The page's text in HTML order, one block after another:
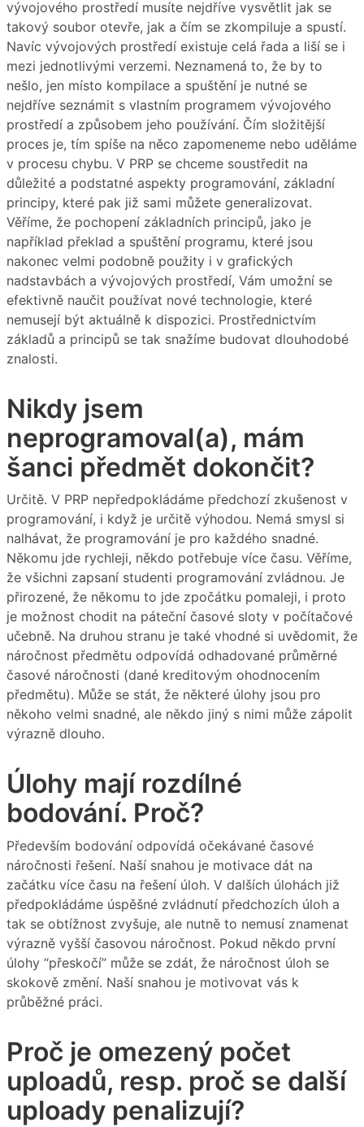
vývojového prostředí musíte nejdříve vysvětlit jak se
takový soubor otevře, jak a čím se zkompiluje a spustí.
Navíc vývojových prostředí existuje celá řada a liší se i
mezi jednotlivými verzemi. Neznamená to, že by to
nešlo, jen místo kompilace a spuštění je nutné se
nejdříve seznámit s vlastním programem vývojového
prostředí a způsobem jeho používání. Čím složitější
proces je, tím spíše na něco zapomeneme nebo uděláme
v procesu chybu. V PRP se chceme soustředit na
důležité a podstatné aspekty programování, základní
principy, které pak již sami můžete generalizovat.
Věříme, že pochopení základních principů, jako je
například překlad a spuštění programu, které jsou
nakonec velmi podobně použity i v grafických
nadstavbách a vývojových prostředí, Vám umožní se
efektivně naučit používat nové technologie, které
nemusejí být aktuálně k dispozici. Prostřednictvím
základů a principů se tak snažíme budovat dlouhodobé
znalosti.
Nikdy jsem
neprogramoval(a), mám
šanci předmět dokončit?
Určitě. V PRP nepředpokládáme předchozí zkušenost v
programování, i když je určitě výhodou. Nemá smysl si
nalhávat, že programování je pro každého snadné.
Někomu jde rychleji, někdo potřebuje více času. Věříme,
že všichni zapsaní studenti programování zvládnou. Je
přirozené, že někomu to jde zpočátku pomaleji, i proto
je možnost chodit na páteční časové sloty v počítačové
učebně. Na druhou stranu je také vhodné si uvědomit, že
náročnost předmětu odpovídá odhadované průměrné
časové náročnosti (dané kreditovým ohodnocením
předmětu). Může se stát, že některé úlohy jsou pro
někoho velmi snadné, ale někdo jiný s nimi může zápolit
výrazně dlouho.
Úlohy mají rozdílné
bodování. Proč?
Především bodování odpovídá očekávané časové
náročnosti řešení. Naší snahou je motivace dát na
začátku více času na řešení úloh. V dalších úlohách již
předpokládáme úspěšné zvládnutí předchozích úloh a
tak se obtížnost zvyšuje, ale nutně to nemusí znamenat
výrazně vyšší časovou náročnost. Pokud někdo první
úlohy “přeskočí” může se zdát, že náročnost úloh se
skokově změní. Naší snahou je motivovat vás k
průběžné práci.
Proč je omezený počet
uploadů, resp. proč se další
uploady penalizují?